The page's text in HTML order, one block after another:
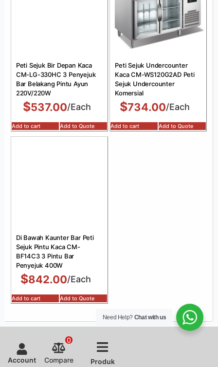
Peti Sejuk Bir Depan Kaca
CM-LG-330HC 3 Penyejuk
Bar Belakang Pintu Ayun
220V/220W
$537.00/Each
Add to cart Add to Quote
Peti Sejuk Undercounter
Kaca CM-WS120G2AD Peti
Sejuk Undercounter
Komersial
$734.00/Each
Add to cart Add to Quote
Di Bawah Kaunter Bar Peti
Sejuk Pintu Kaca CM-
BF14C3 3 Pintu Bar
Penyejuk 400W
$842.00/Each
Add to cart Add to Quote
Account Compare
0
Produk
Need Help? Chat with us